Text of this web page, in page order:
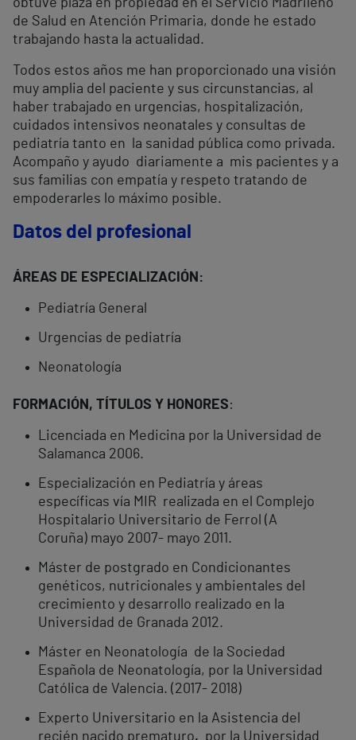
obtuve plaza en propiedad en el Servicio Madrileño
de Salud en Atención Primaria, donde he estado
trabajando hasta la actualidad.
Todos estos años me han proporcionado una visión
muy amplia del paciente y sus circunstancias, al
haber trabajado en urgencias, hospitalización,
cuidados intensivos neonatales y consultas de
pediatría tanto en la sanidad pública como privada.
Acompaño y ayudo diariamente a mis pacientes y a
sus familias con empatía y respeto tratando de
empoderarles lo máximo posible.
Datos del profesional
ÁREAS DE ESPECIALIZACIÓN:
Pediatría General
Urgencias de pediatría
Neonatología
FORMACIÓN, TÍTULOS Y HONORES:
Licenciada en Medicina por la Universidad de
Salamanca 2006.
Especialización en Pediatría y áreas
específicas vía MIR realizada en el Complejo
Hospitalario Universitario de Ferrol (A
Coruña) mayo 2007- mayo 2011.
Máster de postgrado en Condicionantes
genéticos, nutricionales y ambientales del
crecimiento y desarrollo realizado en la
Universidad de Granada 2012.
Máster en Neonatología de la Sociedad
Española de Neonatología, por la Universidad
Católica de Valencia. (2017- 2018)
Experto Universitario en la Asistencia del